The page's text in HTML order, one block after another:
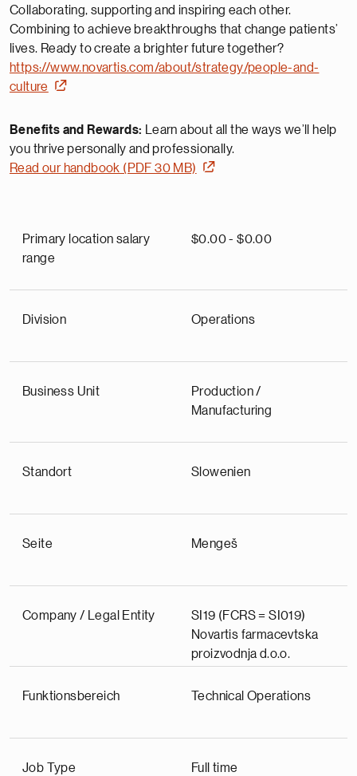
Collaborating, supporting and inspiring each other.
Combining to achieve breakthroughs that change patients’
lives. Ready to create a brighter future together?
https://www.novartis.com/about/strategy/people-and-
culture
Benefits and Rewards: Learn about all the ways we’ll help
you thrive personally and professionally.
Read our handbook (PDF 30 MB)
Primary location salary
range
$0.00 - $0.00
Division Operations
Business Unit
Production /
Manufacturing
Standort Slowenien
Seite Mengeš
Company / Legal Entity
SI19 (FCRS = SI019)
Novartis farmacevtska
proizvodnja d.o.o.
Funktionsbereich Technical Operations
Job Type Full time